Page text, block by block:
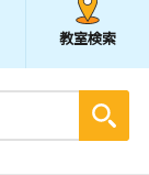
教室検索